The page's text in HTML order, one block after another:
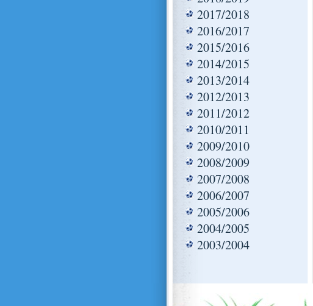
2017/2018
2016/2017
2015/2016
2014/2015
2013/2014
2012/2013
2011/2012
2010/2011
2009/2010
2008/2009
2007/2008
2006/2007
2005/2006
2004/2005
2003/2004